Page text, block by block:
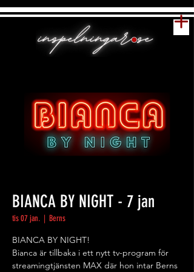
BIANCA BY NIGHT - 7 jan
tis 07 jan.
  |
Berns
BIANCA BY NIGHT!
Bianca är tillbaka i ett nytt tv-program för
streamingtjänsten MAX där hon intar Berns